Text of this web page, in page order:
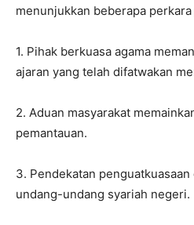
menunjukkan beberapa
1. Pihak berkuasa agama
ajaran yang telah difatwakan
2. Aduan masyarakat
pemantauan.
3. Pendekatan
undang-undang syariah negeri.